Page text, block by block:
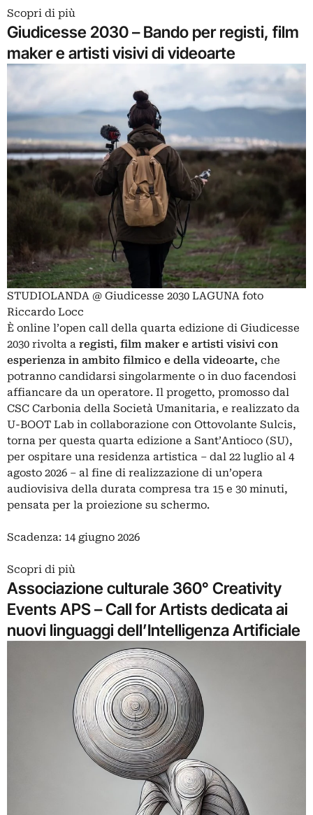
Scopri di più
Giudicesse 2030 – Bando per registi, film
maker e artisti visivi di videoarte
STUDIOLANDA @ Giudicesse 2030 LAGUNA foto
Riccardo Locc
È online l’open call della quarta edizione di Giudicesse
2030 rivolta a registi, film maker e artisti visivi con
esperienza in ambito filmico e della videoarte, che
potranno candidarsi singolarmente o in duo facendosi
affiancare da un operatore. Il progetto, promosso dal
CSC Carbonia della Società Umanitaria, e realizzato da
U-BOOT Lab in collaborazione con Ottovolante Sulcis,
torna per questa quarta edizione a Sant’Antioco (SU),
per ospitare una residenza artistica – dal 22 luglio al 4
agosto 2026 – al fine di realizzazione di un’opera
audiovisiva della durata compresa tra 15 e 30 minuti,
pensata per la proiezione su schermo.
Scadenza: 14 giugno 2026
Scopri di più
Associazione culturale 360° Creativity
Events APS – Call for Artists dedicata ai
nuovi linguaggi dell’Intelligenza Artificiale